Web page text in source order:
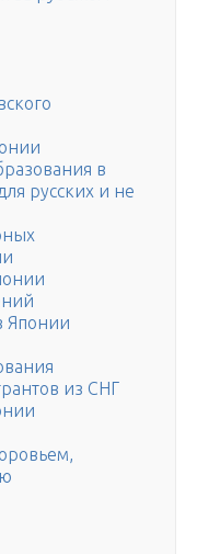
в
русских и не
Японии
из СНГ